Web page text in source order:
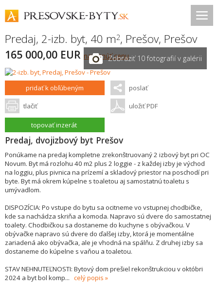
Predaj, 2-izb. byt, 40 m2, Prešov, Prešov
165 000,00 EUR navrhnúť cenuZobraziť 10 fotografií v galérii
pridať k obľúbeným poslať
tlačiť uložiť PDF
topovať inzerát
Predaj, dvojizbový byt Prešov
Ponúkame na predaj kompletne zrekonštruovaný 2 izbový byt pri OC
Novum. Byt má rozlohu 40 m2 plus 2 loggie - z každej izby je východ
na loggiu, plus pivnica na prízemí a skladový priestor na poschodí pri
byte. Byt má okrem kúpelne s toaletou aj samostatnú toaletu s
umývadlom.
DISPOZÍCIA: Po vstupe do bytu sa ocitneme vo vstupnej chodbičke,
kde sa nachádza skriňa a komoda. Napravo sú dvere do samostatnej
toalety. Chodbičkou sa dostaneme do kuchyne s obývačkou. V
obývačke napravo sú dvere do ďalšej izby, ktorá je momentálne
zariadená ako obývačka, ale je vhodná na spálňu. Z druhej izby sa
dostaneme do kúpelne s vaňou a toaletou.
STAV NEHNUTEĽNOSTI: Bytový dom prešiel rekonštrukciou v októbri
2024 a byt bol komp... celý popis